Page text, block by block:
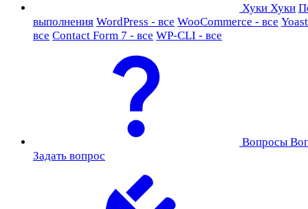
Хуки Хуки
выполнения WordPress - все WooCommerce - все
все Contact Form 7 - все WP-CLI - все
Вопросы
Задать вопрос